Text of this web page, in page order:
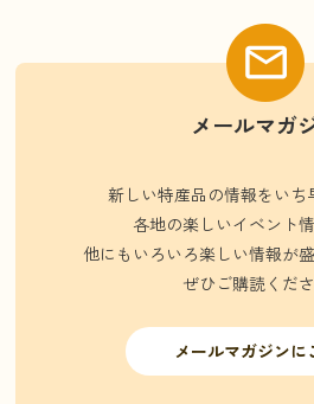
メールマガ
新しい特産品の情報をいち
各地の楽しいイベント情
他にもいろいろ楽しい情報が
ぜひご購読くださ
メールマガジンに